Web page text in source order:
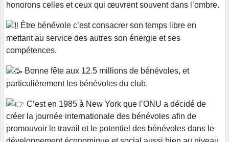
honorons celles et ceux qui œuvrent souvent dans l’ombre.
Être bénévole c’est consacrer son temps libre en
mettant au service des autres son énergie et ses
compétences.
Bonne fête aux 12.5 millions de bénévoles, et
particulièrement les bénévoles du club.
C’est en 1985 à New York que l’ONU a décidé de
créer la journée internationale des bénévoles afin de
promouvoir le travail et le potentiel des bénévoles dans le